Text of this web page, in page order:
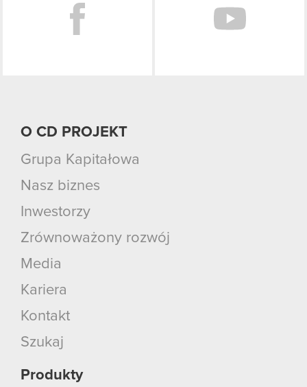
O CD PROJEKT
Grupa Kapitałowa
Nasz biznes
Inwestorzy
Zrównoważony rozwój
Media
Kariera
Kontakt
Szukaj
Produkty